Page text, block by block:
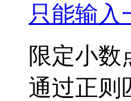
只能输入
限定小数
通过正则